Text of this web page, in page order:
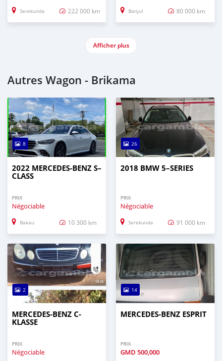
Serekunda 222 000 km Banjul 80 000 km
Afficher plus
Autres Wagon - Brikama
8
2022 MERCEDES‒BENZ S–
CLASS
PRIX
Négociable
Bakau 10 300 km
26
2018 BMW 5–SERIES
PRIX
Négociable
Serekunda 91 000 km
2
MERCEDES-BENZ C-
KLASSE
PRIX
Négociable
14
MERCEDES‒BENZ ESPRIT
PRIX
GMD 500,000